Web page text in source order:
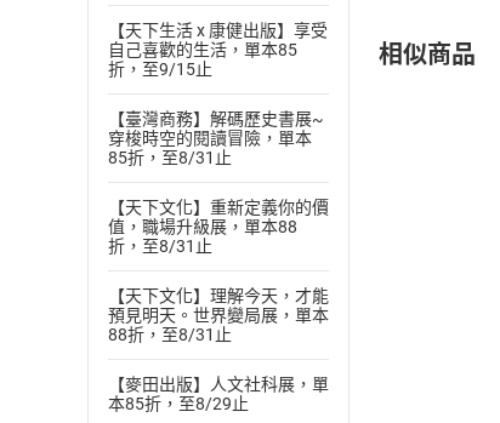
【天下生活 x 康健出版】享受
自己喜歡的生活，單本85
折，至9/15止
【臺灣商務】解碼歷史書展~
穿梭時空的閱讀冒險，單本
85折，至8/31止
【天下文化】重新定義你的價
值，職場升級展，單本88
折，至8/31止
【天下文化】理解今天，才能
預見明天。世界變局展，單本
88折，至8/31止
【麥田出版】人文社科展，單
本85折，至8/29止
相似商品